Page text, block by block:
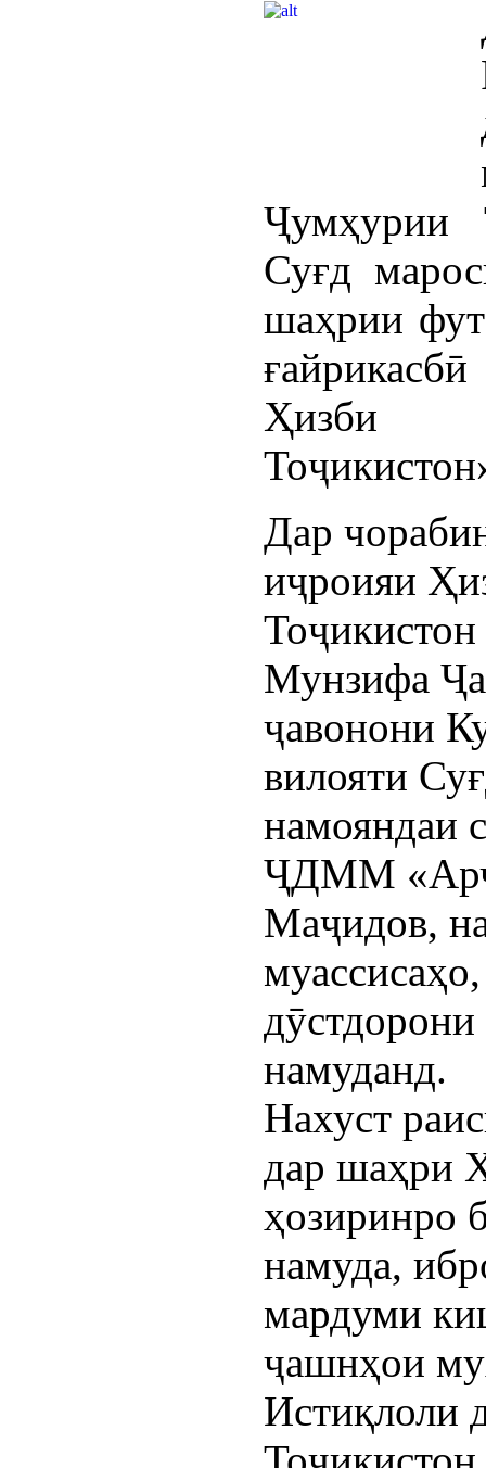
Ҷумҳурии
Суғд
шаҳрии
Ҳизби
Дар
иҷроияи
Мунзифа
ҷавонони
вилояти
намояндаи
ҶДММ
Маҷидов,
намуданд.
Нахуст
дар шаҳри
ҳозиринро
намуда,
мардуми
ҷашнҳои
Истиқлоли